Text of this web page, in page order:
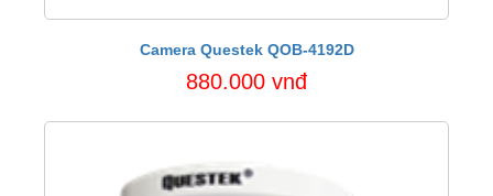
Camera Questek QOB-4192D
880.000 vnđ